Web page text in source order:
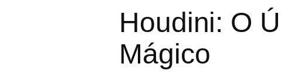
Houdini: O
Mágico